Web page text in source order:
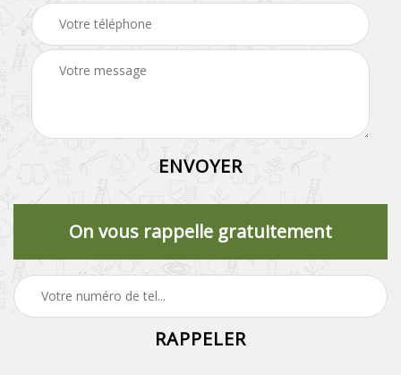
On vous rappelle gratuitement